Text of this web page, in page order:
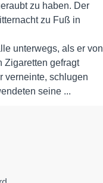
zu haben. Der
zu Fuß in
unterwegs, als er von
Zigaretten gefragt
verneinte, schlugen
seine ...